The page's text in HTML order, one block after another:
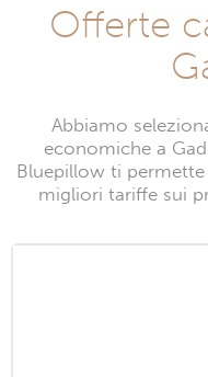
Offerte
Abbiamo
economiche a
Bluepillow ti
migliori tariffe sui